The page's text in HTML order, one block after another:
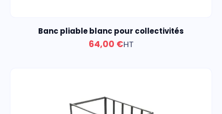
Banc pliable blanc pour collectivités
64,00 €HT